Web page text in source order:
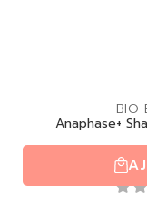
BIO
Anaphase+